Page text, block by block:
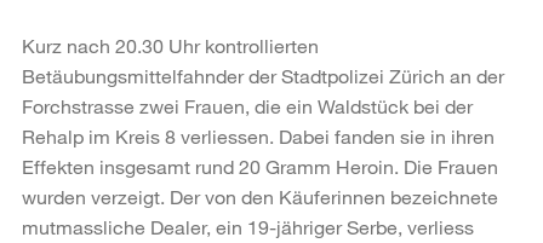
Kurz nach 20.30 Uhr kontrollierten
Betäubungsmittelfahnder der Stadtpolizei Zürich an der
Forchstrasse zwei Frauen, die ein Waldstück bei der
Rehalp im Kreis 8 verliessen. Dabei fanden sie in ihren
Effekten insgesamt rund 20 Gramm Heroin. Die Frauen
wurden verzeigt. Der von den Käuferinnen bezeichnete
mutmassliche Dealer, ein 19-jähriger Serbe, verliess